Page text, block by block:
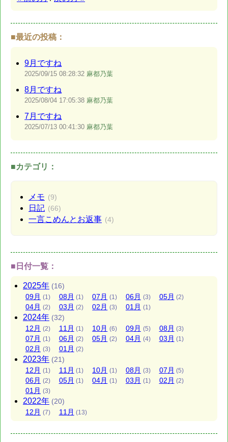
■最近の投稿：
9月ですね
2025/09/15 08:28:32 麻都乃葉
8月ですね
2025/08/04 17:05:38 麻都乃葉
7月ですね
2025/07/13 00:41:30 麻都乃葉
■カテゴリ：
メモ (9)
日記 (66)
一言こめんとお返事 (4)
■日付一覧：
2025年 (16)
09月 (1) 08月 (1) 07 月 (1) 06月 (3) 05月 (2)
04月 (2) 03 月 (2) 02 月 (3) 01 月 (1)
2024年 (32)
12 月 (2) 11 月 (1) 10月 (6) 09月 (5) 08月 (3)
07 月 (1) 06月 (2) 05月 (2) 04月 (4) 03 月 (1)
02 月 (3) 01 月 (2)
2023年 (21)
12 月 (1) 11 月 (1) 10月 (1) 08月 (3) 07 月 (5)
06月 (2) 05月 (1) 04月 (1) 03 月 (1) 02 月 (2)
01 月 (3)
2022年 (20)
12 月 (7) 11 月 (13)